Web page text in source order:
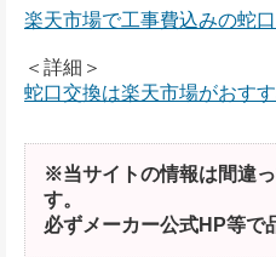
楽天市場で工事費込みの蛇
＜詳細＞
蛇口交換は楽天市場がおす
※当サイトの情報は間違
す。
必ずメーカー公式HP等で